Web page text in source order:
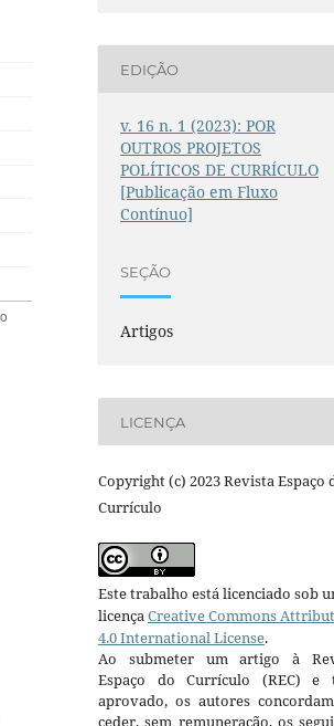
EDIÇÃO
v. 16 n. 1 (2023): POR
OUTROS PROJETOS
POLÍTICOS DE CURRÍCULO
[Publicação em Fluxo
Contínuo]
SEÇÃO
Artigos
LICENÇA
Copyright (c) 2023 Revista Espaço
Currículo
Este trabalho está licenciado sob
licençaCreative Commons
4.0 International License.
Ao submeter um artigo à
Espaço do Currículo (REC) e
aprovado, os autores
ceder, sem remuneração, os